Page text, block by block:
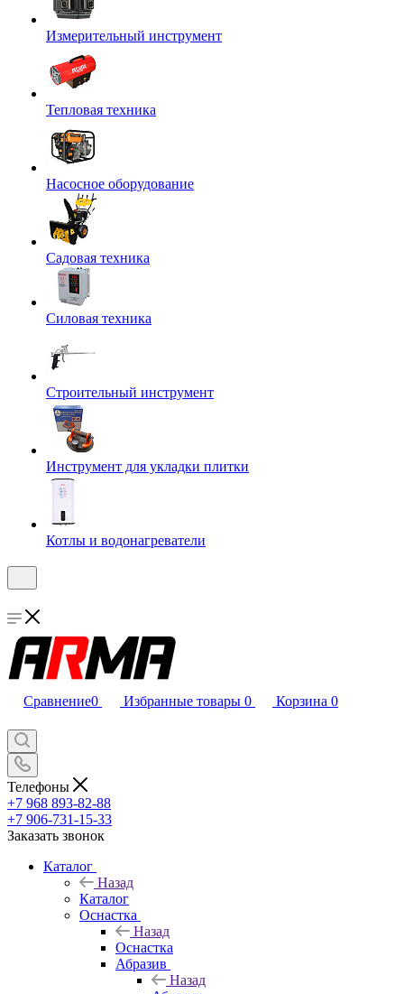
Измерительный инструмент
Тепловая техника
Насосное оборудование
Садовая техника
Силовая техника
Строительный инструмент
Инструмент для укладки плитки
Котлы и водонагреватели
Сравнение0 Избранные товары 0 Корзина 0
Телефоны
+7 968 893-82-88
+7 906-731-15-33
Заказать звонок
Каталог
Назад
Каталог
Оснастка
Назад
Оснастка
Абразив
Назад